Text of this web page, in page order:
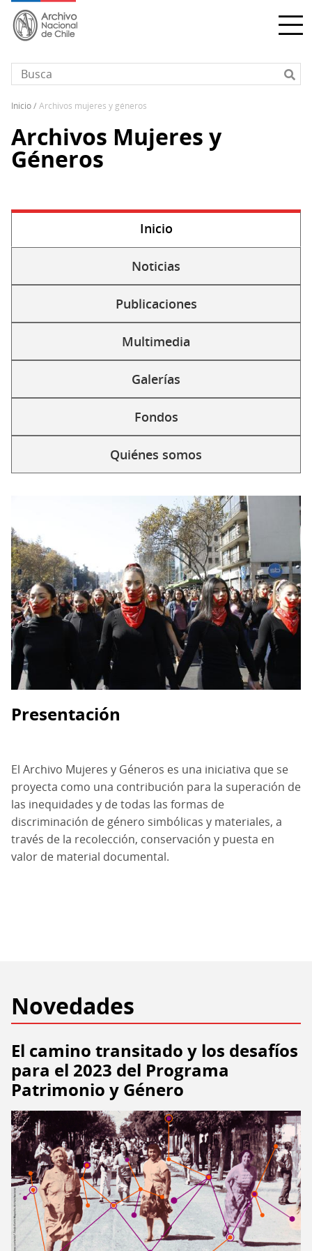
Pasar
contenido
principal
Sobrescribir
enlaces
de
ayuda
la
inicio archivos mujeres y géneros
Archivos Mujeres y
Géneros
Solapas
secundarias
Inicio(solapa
activa)
Noticias
Publicaciones
Multimedia
Galerías
Fondos
Quiénes somos
Presentación
El Archivo Mujeres y Géneros es una iniciativa que se
proyecta como una contribución para la superación de
las inequidades y de todas las formas de
discriminación de género simbólicas y materiales, a
través de la recolección, conservación y puesta en
valor de material documental.
Novedades
El camino transitado y los desafíos
para el 2023 del Programa
Patrimonio y Género